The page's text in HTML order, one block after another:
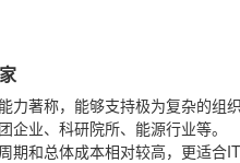
力著称，能够支持极为复杂的组
企业、科研院所、能源行业等。
期和总体成本相对较高，更适合